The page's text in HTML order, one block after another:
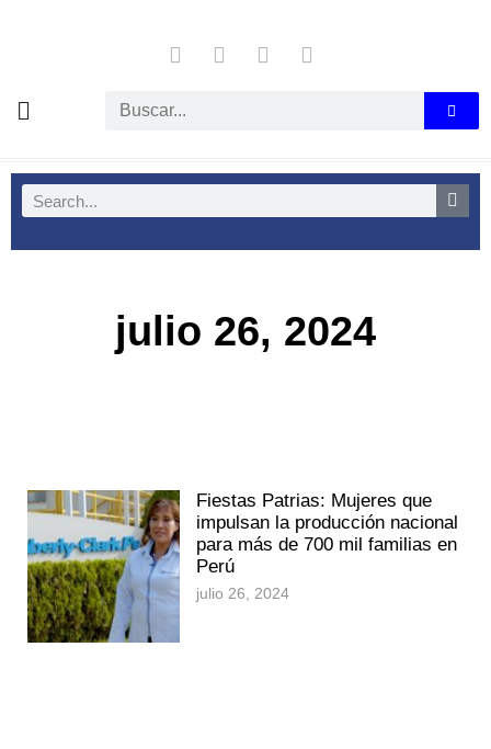
julio 26, 2024
Fiestas Patrias: Mujeres que
impulsan la producción nacional
para más de 700 mil familias en
Perú
julio 26, 2024